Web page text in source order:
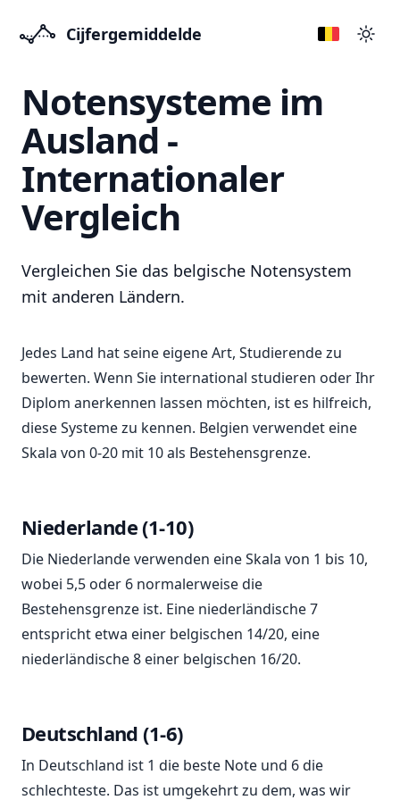
Cijfergemiddelde
Notensysteme im
Ausland -
Internationaler
Vergleich
Vergleichen Sie das belgische Notensystem
mit anderen Ländern.
Jedes Land hat seine eigene Art, Studierende zu
bewerten. Wenn Sie international studieren oder Ihr
Diplom anerkennen lassen möchten, ist es hilfreich,
diese Systeme zu kennen. Belgien verwendet eine
Skala von 0-20 mit 10 als Bestehensgrenze.
Niederlande (1-10)
Die Niederlande verwenden eine Skala von 1 bis 10,
wobei 5,5 oder 6 normalerweise die
Bestehensgrenze ist. Eine niederländische 7
entspricht etwa einer belgischen 14/20, eine
niederländische 8 einer belgischen 16/20.
Deutschland (1-6)
In Deutschland ist 1 die beste Note und 6 die
schlechteste. Das ist umgekehrt zu dem, was wir